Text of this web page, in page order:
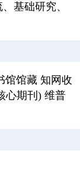
基础研究、
馆馆藏 知网收
心期刊) 维普